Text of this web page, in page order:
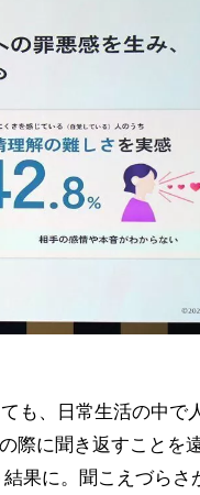
も、日常生活の中で
際に聞き返すことを
果に。聞こえづらさ